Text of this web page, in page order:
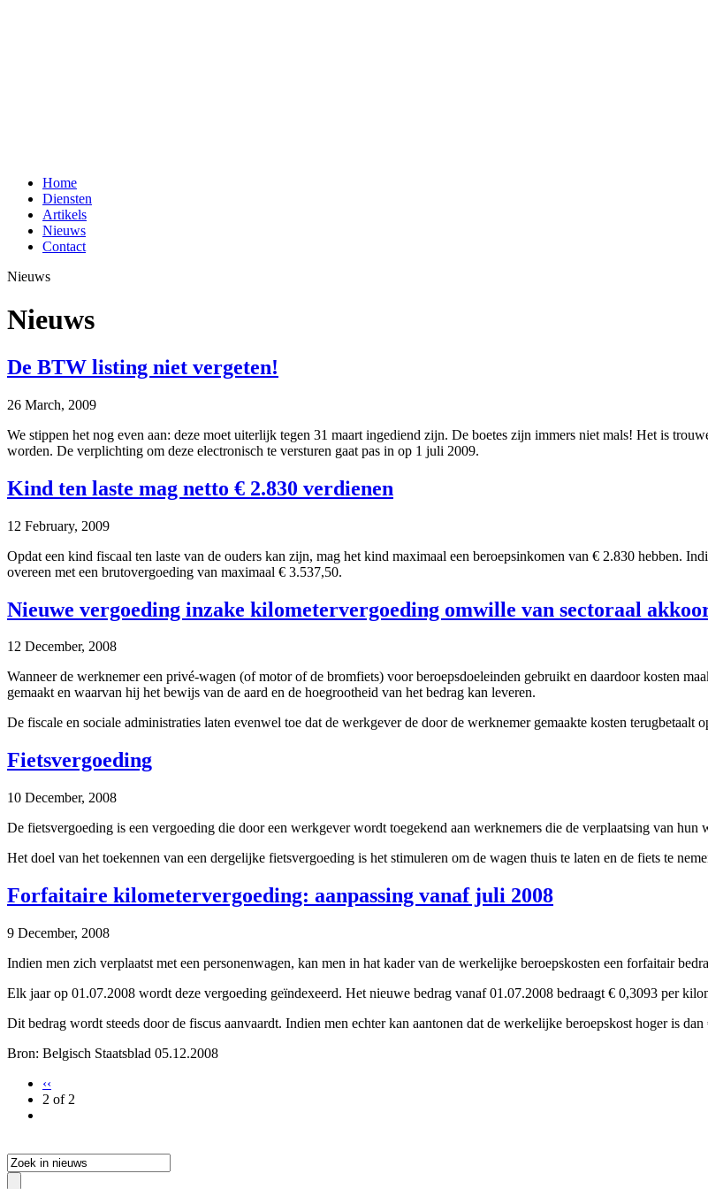
Home
Diensten
Artikels
Nieuws
Contact
Nieuws
Nieuws
De BTW listing niet vergeten!
26 March, 2009
We stippen het nog even aan: deze moet uiterlijk tegen 31 maart ingediend zijn. De boetes zijn immers niet mals! Het is
worden. De verplichting om deze electronisch te versturen gaat pas in op 1 juli 2009.
Kind ten laste mag netto € 2.830 verdienen
12 February, 2009
Opdat een kind fiscaal ten laste van de ouders kan zijn, mag het kind maximaal een beroepsinkomen van € 2.830 hebben.
overeen met een brutovergoeding van maximaal € 3.537,50.
Nieuwe vergoeding inzake kilometervergoeding omwille van sectoraal
12 December, 2008
Wanneer de werknemer een privé-wagen (of motor of de bromfiets) voor beroepsdoeleinden gebruikt en daardoor kosten
gemaakt en waarvan hij het bewijs van de aard en de hoegrootheid van het bedrag kan leveren.
De fiscale en sociale administraties laten evenwel toe dat de werkgever de door de werknemer gemaakte kosten terugbetaalt
Fietsvergoeding
10 December, 2008
De fietsvergoeding is een vergoeding die door een werkgever wordt toegekend aan werknemers die de verplaatsing van
Het doel van het toekennen van een dergelijke fietsvergoeding is het stimuleren om de wagen thuis te laten en de fiets te
Forfaitaire kilometervergoeding: aanpassing vanaf juli 2008
9 December, 2008
Indien men zich verplaatst met een personenwagen, kan men in hat kader van de werkelijke beroepskosten een forfaitair
Elk jaar op 01.07.2008 wordt deze vergoeding geïndexeerd. Het nieuwe bedrag vanaf 01.07.2008 bedraagt € 0,3093 per
Dit bedrag wordt steeds door de fiscus aanvaardt. Indien men echter kan aantonen dat de werkelijke beroepskost hoger is
Bron: Belgisch Staatsblad 05.12.2008
‹‹
2 of 2